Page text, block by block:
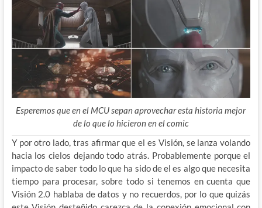
Esperemos que en el MCU sepan aprovechar esta historia mejor
de lo que lo hicieron en el comic
Y por otro lado, tras afirmar que el es Visión, se lanza volando
hacia los cielos dejando todo atrás. Probablemente porque el
impacto de saber todo lo que ha sido de el es algo que necesita
tiempo para procesar, sobre todo si tenemos en cuenta que
Visión 2.0 hablaba de datos y no recuerdos, por lo que quizás